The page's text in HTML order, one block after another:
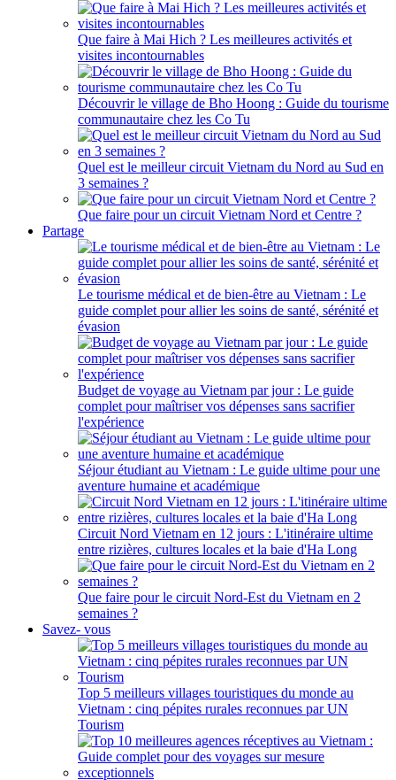
Que faire à Mai Hich ? Les meilleures activités et
visites incontournables
Découvrir le village de Bho Hoong : Guide du tourisme
communautaire chez les Co Tu
Quel est le meilleur circuit Vietnam du Nord au Sud en
3 semaines ?
Que faire pour un circuit Vietnam Nord et Centre ?
Partage
Le tourisme médical et de bien-être au Vietnam : Le
guide complet pour allier les soins de santé, sérénité et
évasion
Budget de voyage au Vietnam par jour : Le guide
complet pour maîtriser vos dépenses sans sacrifier
l'expérience
Séjour étudiant au Vietnam : Le guide ultime pour une
aventure humaine et académique
Circuit Nord Vietnam en 12 jours : L'itinéraire ultime
entre rizières, cultures locales et la baie d'Ha Long
Que faire pour le circuit Nord-Est du Vietnam en 2
semaines ?
Savez- vous
Top 5 meilleurs villages touristiques du monde au
Vietnam : cinq pépites rurales reconnues par UN
Tourism